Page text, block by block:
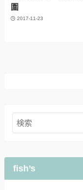
圍
2017-11-23
fish’s